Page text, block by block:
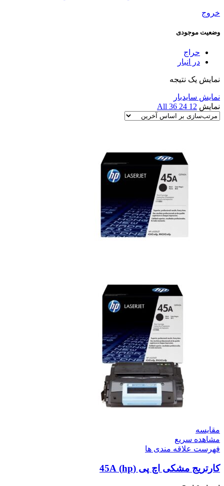
خروج
وضعیت موجودی
حراج
در انبار
نمایش یک نتیجه
نمایش سایدبار
نمایش 12
24
36
All
مقایسه
مشاهده سریع
فهرست علاقه مندی ها
کارتریج مشکی اچ پی (hp) 45A